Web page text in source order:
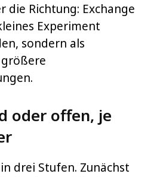
die Richtung: Exchange
Experiment
sondern als
oder offen, je
drei Stufen. Zunächst